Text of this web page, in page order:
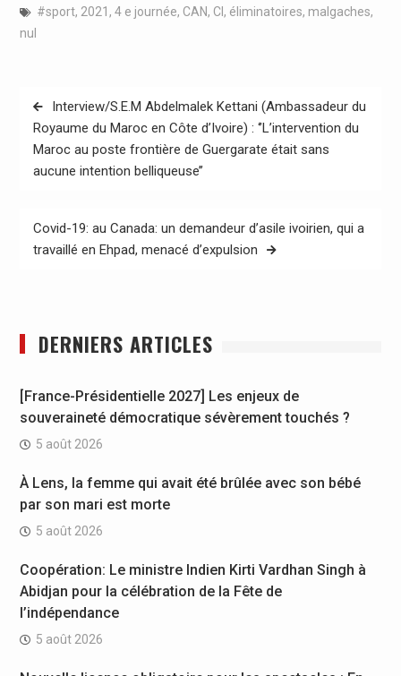
#sport, 2021 , 4 e journée, CAN, CI , éliminatoires, malgaches,
nul
Navigation
de
l’article
Interview/S.E.M Abdelmalek Kettani (Ambassadeur du
Royaume du Maroc en Côte d’Ivoire) : ‘’L’intervention du
Maroc au poste frontière de Guergarate était sans
aucune intention belliqueuse’’
Covid-19: au Canada: un demandeur d’asile ivoirien, qui a
travaillé en Ehpad, menacé d’expulsion
DERNIERS ARTICLES
[France-Présidentielle 2027] Les enjeux de
souveraineté démocratique sévèrement touchés ?
5 août 2026
À Lens, la femme qui avait été brûlée avec son bébé
par son mari est morte
5 août 2026
Coopération: Le ministre Indien Kirti Vardhan Singh à
Abidjan pour la célébration de la Fête de
l’indépendance
5 août 2026